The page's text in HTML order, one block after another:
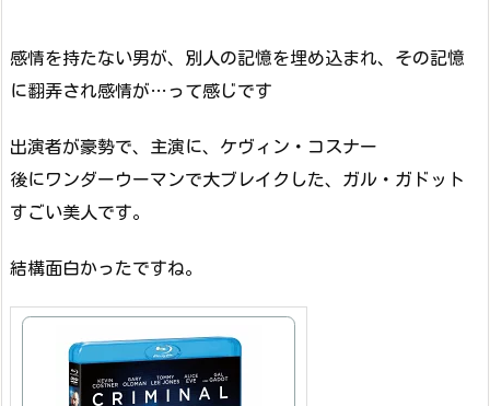
感情を持たない男が、別人の記憶を埋め込まれ、その記憶
に翻弄され感情が…って感じです
出演者が豪勢で、主演に、ケヴィン・コスナー
後にワンダーウーマンで大ブレイクした、ガル・ガドット
すごい美人です。
結構面白かったですね。